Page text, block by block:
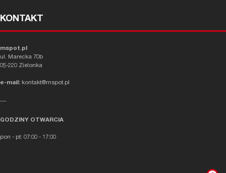
KONTAKT
mspot.pl
ul. Marecka 70b
05-220 Zielonka
e-mail: kontakt@mspot.pl
---
GODZINY OTWARCIA
pon - pt: 07:00 - 17:00